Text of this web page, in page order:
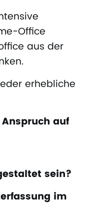
Office
aus der
erhebliche
auf
sein?
im